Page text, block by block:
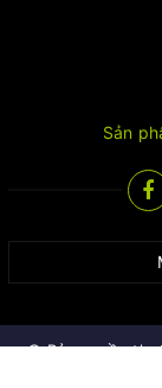
Sản
© Bản quyền